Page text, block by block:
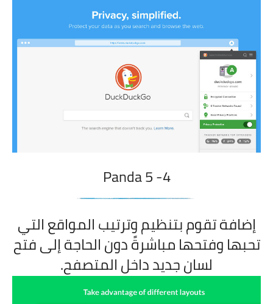
4-
Panda 5
إضافة تقوم بتنظيم وترتيب المواقع التي
تحبها وفتحها مباشرةً دون الحاجة إلى فتح
لسان جديد داخل المتصفح.